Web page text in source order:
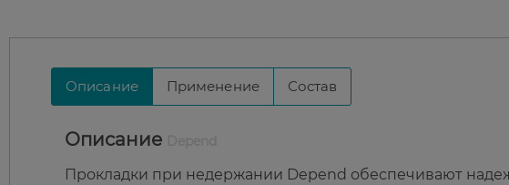
Описание Применение Состав
Описание
Прокладки при недержании Depend обеспечивают